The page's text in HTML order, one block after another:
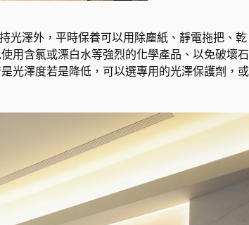
光澤外，平時保養可以用除塵紙、靜電拖把、乾
用含氯或漂白水等強烈的化學產品、以免破壞石
光澤度若是降低，可以選專用的光澤保護劑，或